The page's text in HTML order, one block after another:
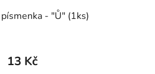
- "Ů" (1ks)
13 Kč